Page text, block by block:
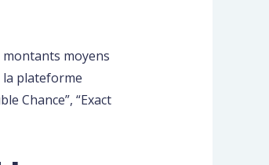
montants moyens
la plateforme
Chance”, “Exact